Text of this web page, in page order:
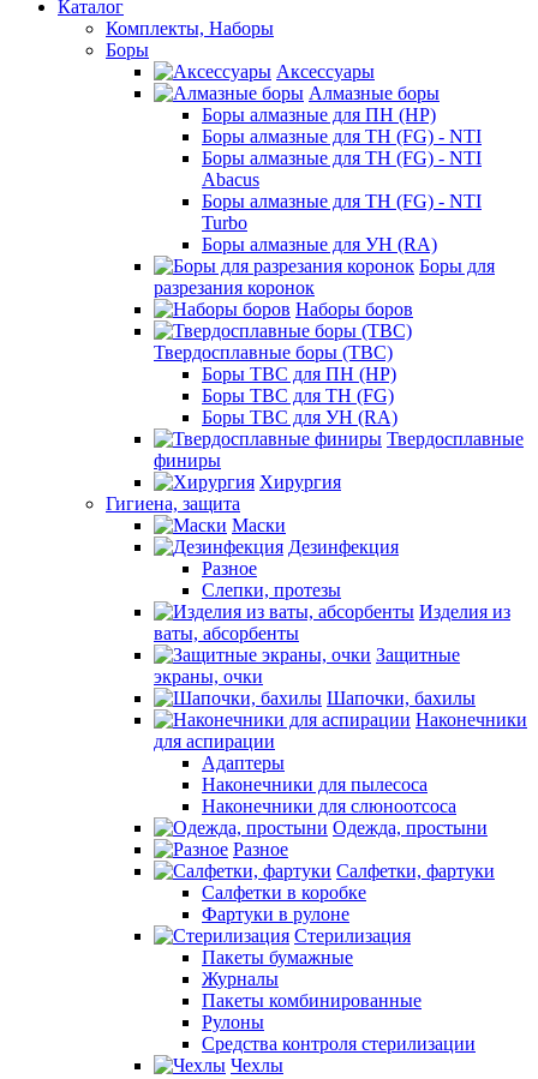
Каталог
Комплекты, Наборы
Боры
Аксессуары
Алмазные боры
Боры алмазные для ПН (HP)
Боры алмазные для ТН (FG) - NTI
Боры алмазные для ТН (FG) - NTI
Abacus
Боры алмазные для ТН (FG) - NTI
Turbo
Боры алмазные для УН (RA)
Боры для
разрезания коронок
Наборы боров
Твердосплавные боры (ТВС)
Боры ТВС для ПН (HP)
Боры ТВС для ТН (FG)
Боры ТВС для УН (RA)
Твердосплавные
финиры
Хирургия
Гигиена, защита
Маски
Дезинфекция
Разное
Слепки, протезы
Изделия из
ваты, абсорбенты
Защитные
экраны, очки
Шапочки, бахилы
Наконечники
для аспирации
Адаптеры
Наконечники для пылесоса
Наконечники для слюноотсоса
Одежда, простыни
Разное
Салфетки, фартуки
Салфетки в коробке
Фартуки в рулоне
Стерилизация
Пакеты бумажные
Журналы
Пакеты комбинированные
Рулоны
Средства контроля стерилизации
Чехлы